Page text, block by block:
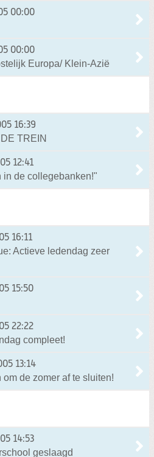
00:00
00:00
Europa/ Klein-Azië
16:39
TREIN
12:41
de collegebanken!"
16:11
Actieve ledendag zeer
15:50
22:22
compleet!
13:14
de zomer af te sluiten!
14:53
geslaagd